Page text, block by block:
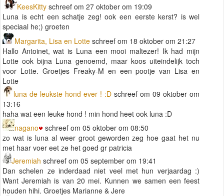
KeesKitty schreef om 27 oktober om 19:09
Luna is echt een schatje zeg! ook een eerste kerst? is wel
speciaal he;) groeten
Margarita, Lisa en Lotte schreef om 18 oktober om 21:27
Hallo Antoinet, wat is Luna een mooi maltezer! Ik had mijn
Lotte ook bijna Luna genoemd, maar koos uiteindelijk toch
voor Lotte. Groetjes Freaky-M en een pootje van Lisa en
Lotte
luna de leukste hond ever ! :D schreef om 09 oktober om
13:16
haha wat een leuke hond ! min hond heet ook luna :D
nagano
schreef om 05 oktober om 08:50
zo wat is luna al weer groot geworden zeg hoe gaat het nu
met haar voer eet ze het goed gr patricia
Jeremiah schreef om 05 september om 19:41
Dan schelen ze inderdaad niet veel met hun verjaardag :)
Want Jeremiah is van 20 mei. Kunnen we samen een feest
houden hihi. Groetjes Marianne & Jere